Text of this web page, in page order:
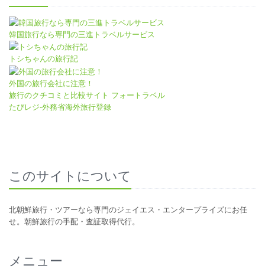
韓国旅行なら専門の三進トラベルサービス
トシちゃんの旅行記
外国の旅行会社に注意！
旅行のクチコミと比較サイト フォートラベル
たびレジ-外務省海外旅行登録
このサイトについて
北朝鮮旅行・ツアーなら専門のジェイエス・エンタープライズにお任
せ。朝鮮旅行の手配・査証取得代行。
メニュー